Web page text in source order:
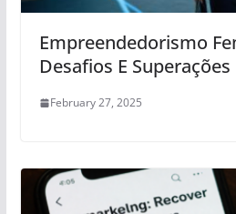
Empreendedorismo
Desafios E Superações
February 27, 2025